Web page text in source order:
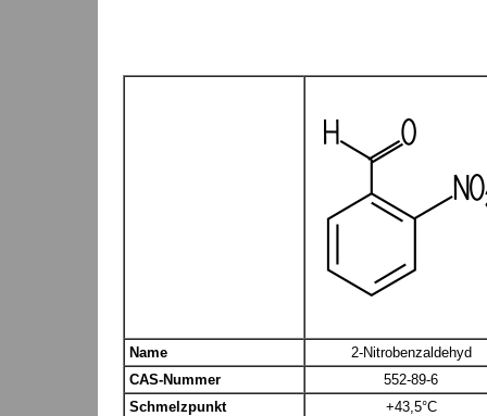
Name
2-Nitrobenzaldehyd
CAS-Nummer
552-89-6
Schmelzpunkt
+43,5°C